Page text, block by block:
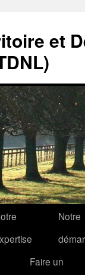
et
Notre
Faire un